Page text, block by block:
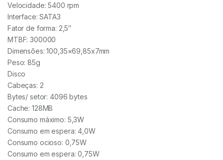
Velocidade: 5400 rpm
Interface: SATA3
Fator de forma: 2,5″
MTBF: 300000
Dimensões: 100,35×69,85x7mm
Peso: 85g
Disco
Cabeças: 2
Bytes/ setor: 4096 bytes
Cache: 128MB
Consumo máximo: 5,3W
Consumo em espera: 4,0W
Consumo ocioso: 0,75W
Consumo em espera: 0,75W